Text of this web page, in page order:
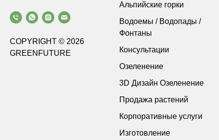
COPYRIGHT © 2026
GREENFUTURE
Альпийские горки
Водоемы / Водопады /
Фонтаны
Консультации
Озеленение
3D Дизайн Озеленение
Продажа растений
Корпоративные услуги
Изготовление